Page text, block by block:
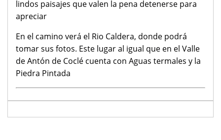
lindos paisajes que valen la pena detenerse para
apreciar
En el camino verá el Rio Caldera, donde podrá
tomar sus fotos. Este lugar al igual que en el Valle
de Antón de Coclé cuenta con Aguas termales y la
Piedra Pintada